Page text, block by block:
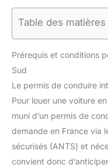
Table des matières
Prérequis et conditions
Sud
Le permis de conduire
Pour louer une voiture
muni d’un permis de
demande en France via
sécurisés (ANTS) et
convient donc